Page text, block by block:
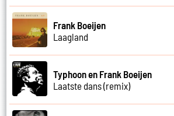
Frank Boeijen
Laagland
Typhoon en Frank Boeijen
Laatste dans (remix)